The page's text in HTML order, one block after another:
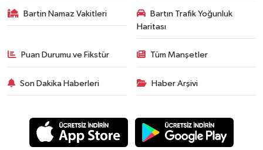
Bartin Namaz Vakitleri
Bartın Trafik Yoğunluk
Haritası
Puan Durumu ve Fikstür Tüm Manşetler
Son Dakika Haberleri Haber Arşivi